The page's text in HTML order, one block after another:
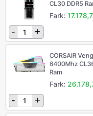
CL30 DDR5
Fark:
- +
CORSAIR
6400Mhz
Ram
Fark:
- +